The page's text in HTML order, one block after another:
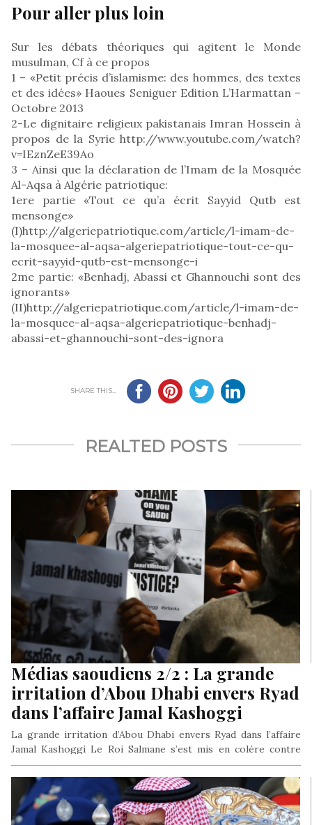
Pour aller plus loin
Sur les débats théoriques qui agitent le Monde
musulman, Cf à ce propos
1 – «Petit précis d’islamisme: des hommes, des textes
et des idées» Haoues Seniguer Edition L’Harmattan –
Octobre 2013
2-Le dignitaire religieux pakistanais Imran Hossein à
propos de la Syrie http://www.youtube.com/watch?
v=IEznZeE39Ao
3 – Ainsi que la déclaration de l’Imam de la Mosquée
Al-Aqsa à Algérie patriotique:
1ere partie «Tout ce qu’a écrit Sayyid Qutb est
mensonge»
(I)http://algeriepatriotique.com/article/l-imam-de-
la-mosquee-al-aqsa-algeriepatriotique-tout-ce-qu-
ecrit-sayyid-qutb-est-mensonge-i
2me partie: «Benhadj, Abassi et Ghannouchi sont des
ignorants»
(II)http://algeriepatriotique.com/article/l-imam-de-
la-mosquee-al-aqsa-algeriepatriotique-benhadj-
abassi-et-ghannouchi-sont-des-ignora
SHARE THIS...
REALTED POSTS
Médias saoudiens 2/2 : La grande
irritation d’Abou Dhabi envers Ryad
dans l’affaire Jamal Kashoggi
La grande irritation d’Abou Dhabi envers Ryad dans l’affaire
Jamal Kashoggi Le Roi Salmane s’est mis en colère contre
son…